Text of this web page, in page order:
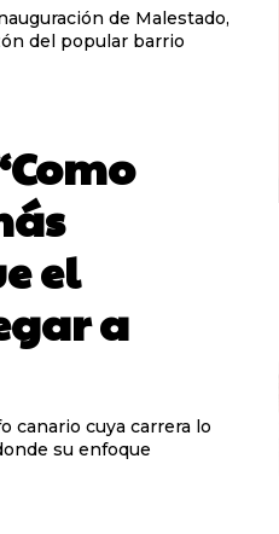
de Malestado,
del popular barrio
el
a
canario cuya carrera lo
su enfoque